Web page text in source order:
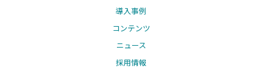
導入事例
コンテンツ
ニュース
採用情報